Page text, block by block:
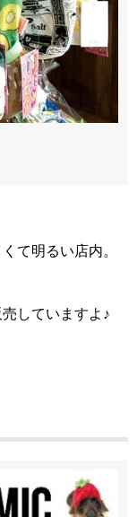
て明るい店内。
していますよ♪